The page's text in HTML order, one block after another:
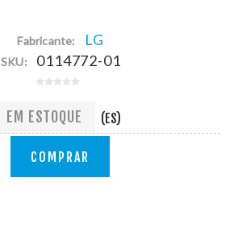
Fabricante: LG
SKU: 0114772-01
EM ESTOQUE (ES)
COMPRAR